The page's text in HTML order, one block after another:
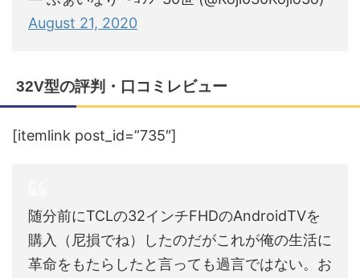
August 21, 2020
32V型の評判・口コミレビュー
[itemlink post_id=”735″]
随分前にTCLの32インチFHDのAndroidTVを
購入（尼損でね）したのだがこれが俺の生活に
革命をもたらしたと言っても過言ではない。お